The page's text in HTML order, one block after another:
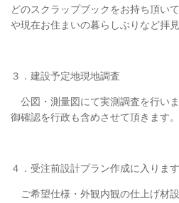
どのスクラップブックをお持ち頂い
や現在お住まいの暮らしぶりなど拝
３．建設予定地現地調査
公図・測量図にて実測調査を行い
御確認を行政も含めさせて頂きます。
４．受注前設計プラン作成に入りま
ご希望仕様・外観内観の仕上げ材